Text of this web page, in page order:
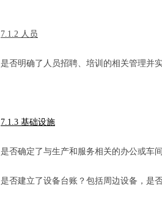
7.1.2 人员
是否明确了人员招聘、培训的相关管理并
7.1.3 基础设施
是否确定了与生产和服务相关的办公或车
是否建立了设备台账？包括周边设备，是